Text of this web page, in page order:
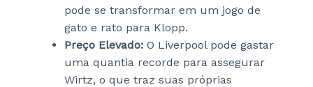
pode se transformar em um jogo de
gato e rato para Klopp.
Preço Elevado: O Liverpool pode gastar
uma quantia recorde para assegurar
Wirtz, o que traz suas próprias